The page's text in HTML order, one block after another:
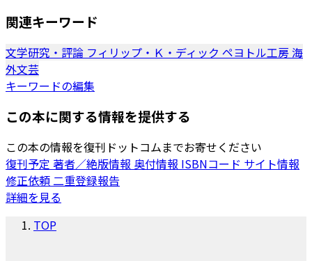
関連キーワード
文学研究・評論 フィリップ・Ｋ・ディック ペヨトル工房海
外文芸
キーワードの編集
この本に関する情報を提供する
この本の情報を復刊ドットコムまでお寄せください
復刊予定 著者／絶版情報 奥付情報 ISBNコード サイト情報
修正依頼二重登録報告
詳細を見る
TOP